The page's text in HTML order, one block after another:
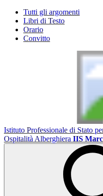
Tutti gli argomenti
Libri di Testo
Orario
Convitto
Istituto Professionale di Stato
Ospitalità Alberghiera IIS